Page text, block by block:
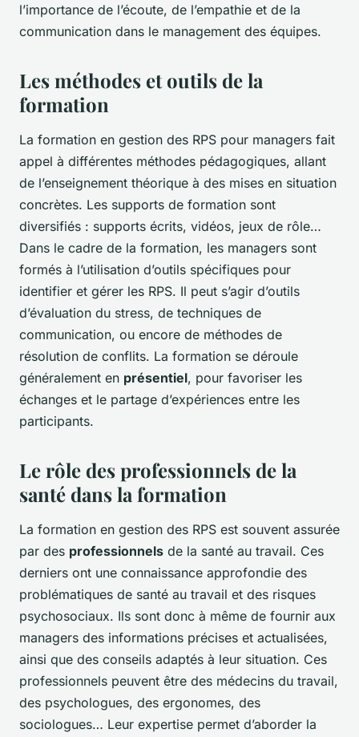
l’importance de l’écoute, de l’empathie et de la
communication dans le management des équipes.
Les méthodes et outils de la
formation
La formation en gestion des RPS pour managers fait
appel à différentes méthodes pédagogiques, allant
de l’enseignement théorique à des mises en situation
concrètes. Les supports de formation sont
diversifiés : supports écrits, vidéos, jeux de rôle…
Dans le cadre de la formation, les managers sont
formés à l’utilisation d’outils spécifiques pour
identifier et gérer les RPS. Il peut s’agir d’outils
d’évaluation du stress, de techniques de
communication, ou encore de méthodes de
résolution de conflits. La formation se déroule
généralement en présentiel, pour favoriser les
échanges et le partage d’expériences entre les
participants.
Le rôle des professionnels de la
santé dans la formation
La formation en gestion des RPS est souvent assurée
par des professionnels de la santé au travail. Ces
derniers ont une connaissance approfondie des
problématiques de santé au travail et des risques
psychosociaux. Ils sont donc à même de fournir aux
managers des informations précises et actualisées,
ainsi que des conseils adaptés à leur situation. Ces
professionnels peuvent être des médecins du travail,
des psychologues, des ergonomes, des
sociologues… Leur expertise permet d’aborder la